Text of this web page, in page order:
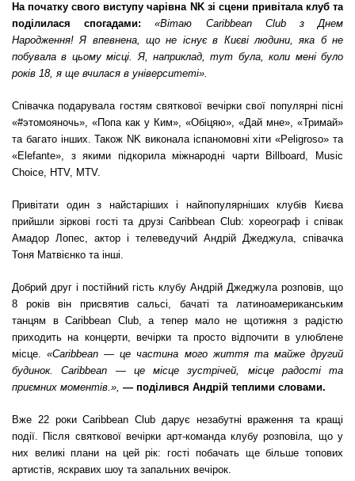
На початку свого виступу чарівна NK зі сцени привітала клуб та
поділилася спогадами:
«Вітаю Caribbean Club з Днем
Народження! Я впевнена, що не існує в Києві людини, яка б не
побувала в цьому місці. Я, наприклад, тут була, коли мені було
років 18, я ще вчилася в університеті».
Співачка подарувала гостям святкової вечірки свої популярні пісні
«#этомояночь», «Попа как у Ким», «Обіцяю», «Дай мне», «Тримай»
та багато інших. Також NK виконала іспаномовні хіти «Peligroso» та
«Elefante», з якими підкорила міжнародні чарти Billboard, Music
Choice, HTV, MTV.
Привітати один з найстаріших і найпопулярніших клубів Києва
прийшли зіркові гості та друзі Caribbean Club: хореограф і співак
Амадор Лопес, актор і телеведучий Андрій Джеджула, співачка
Тоня Матвієнко та інші.
Добрий друг і постійний гість клубу Андрій Джеджула розповів, що
8 років він присвятив сальсі, бачаті та латиноамериканським
танцям в Caribbean Club, а тепер мало не щотижня з радістю
приходить на концерти, вечірки та просто відпочити в улюблене
місце.«Caribbean — це частина мого життя та майже другий
будинок. Caribbean — це місце зустрічей, місце радості та
приємних моментів.», — поділився Андрій теплими словами.
Вже 22 роки Caribbean Club дарує незабутні враження та кращі
події. Після святкової вечірки арт-команда клубу розповіла, що у
них великі плани на цей рік: гості побачать ще більше топових
артистів, яскравих шоу та запальних вечірок.